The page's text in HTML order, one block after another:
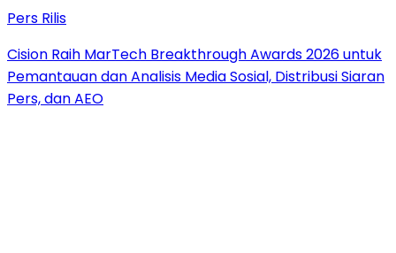
Pers Rilis
Cision Raih MarTech Breakthrough Awards 2026 untuk
Pemantauan dan Analisis Media Sosial, Distribusi Siaran
Pers, dan AEO